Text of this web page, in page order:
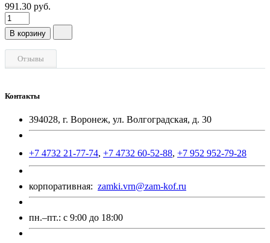
991.30 руб.
В корзину
Отзывы
Контакты
394028, г. Воронеж, ул. Волгоградская, д. 30
+7 4732 21-77-74, +7 4732 60-52-88, +7 952 952-79-28
корпоративная: zamki.vrn@zam-kof.ru
пн.–пт.: с 9:00 до 18:00